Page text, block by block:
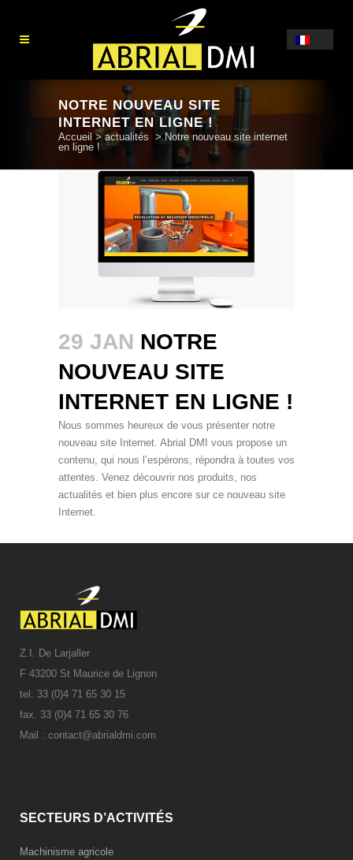
NOTRE NOUVEAU SITE
INTERNET EN LIGNE !
Accueil >actualités >Notre nouveau site internet
en ligne !
29 JAN NOTRE
NOUVEAU SITE
INTERNET EN LIGNE !
Nous sommes heureux de vous présenter notre
nouveau site Internet. Abrial DMI vous propose un
contenu, qui nous l’espérons, répondra à toutes vos
attentes. Venez découvrir nos produits, nos
actualités et bien plus encore sur ce nouveau site
Internet.
Z.I. De Larjaller
F 43200 St Maurice de Lignon
tel. 33 (0)4 71 65 30 15
fax. 33 (0)4 71 65 30 76
Mail : contact@abrialdmi.com
SECTEURS D’ACTIVITÉS
Machinisme agricole